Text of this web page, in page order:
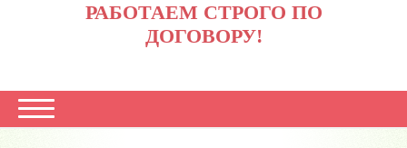
РАБОТАЕМ СТРОГО ПО
ДОГОВОРУ!